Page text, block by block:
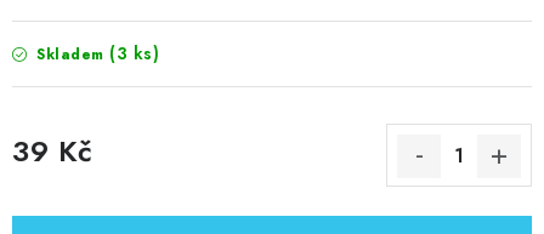
Skladem (3 ks)
39 Kč